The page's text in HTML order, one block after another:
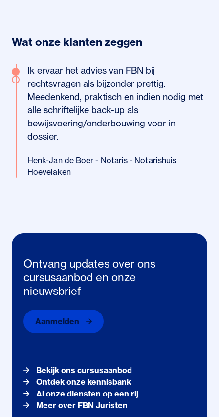
Wat onze klanten zeggen
Ik ervaar het advies van FBN bij
rechtsvragen als bijzonder prettig.
Meedenkend, praktisch en indien nodig met
alle schriftelijke back-up als
bewijsvoering/onderbouwing voor in
dossier.
Henk-Jan de Boer - Notaris - Notarishuis
Hoevelaken
Ontvang updates over ons
cursusaanbod en onze
nieuwsbrief
Aanmelden
Bekijk ons cursusaanbod
Ontdek onze kennisbank
Al onze diensten op een rij
Meer over FBN Juristen